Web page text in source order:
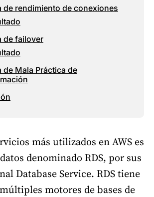
de rendimiento de conexiones
de failover
de Mala Práctica de
más utilizados en AWS es
denominado RDS, por sus
Database Service. RDS tiene
motores de bases de